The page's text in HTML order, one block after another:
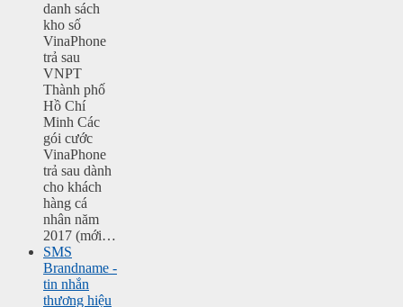
danh sách
kho số
VinaPhone
trả sau
VNPT
Thành phố
Hồ Chí
Minh Các
gói cước
VinaPhone
trả sau dành
cho khách
hàng cá
nhân năm
2017 (mới…
SMS
Brandname -
tin nhắn
thương hiệu